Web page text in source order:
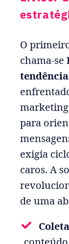
O
chama-se
para
exigia
caros. A
de uma